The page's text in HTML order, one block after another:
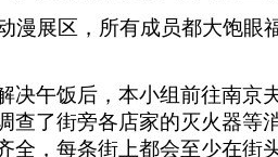
漫展区，所有成员都大饱
决午饭后，本小组前往南京
查了街旁各店家的灭火器
全，每条街上都会至少在街